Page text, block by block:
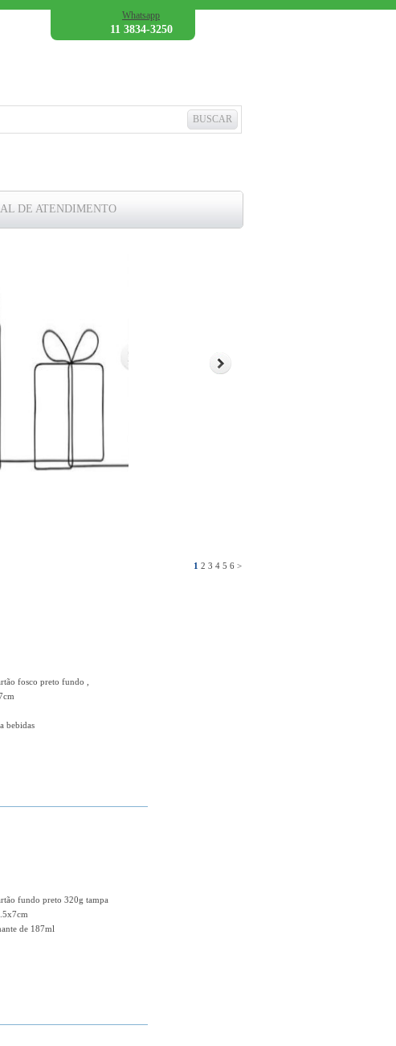
Whatsapp
11 3834-3250
DE ATENDIMENTO
1 2 3 4 5 6 >
fosco preto fundo ,
bebidas
fundo preto 320g tampa
de 187ml